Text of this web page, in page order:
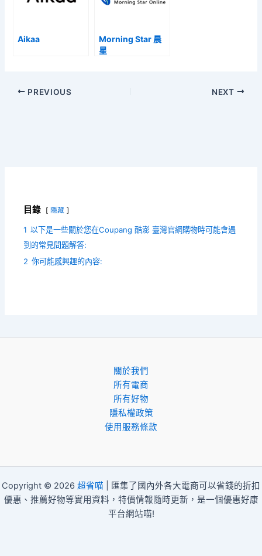
Aikaa
Morning Star 晨
星
PREVIOUS NEXT
目錄 隱藏
1 以下是一些關於您在Coupang 酷澎 臺灣官網購物時可能會遇
到的常見問題解答:
2 你可能感興趣的內容:
關於我們
所有電商
所有好物
隱私權政策
使用服務條款
Copyright © 2026 超省喵 | 匯集了國內外各大電商可以省錢的折扣
優惠、推薦好物等實用資料，特價情報隨時更新，是一個優惠好康
平台網站喵!